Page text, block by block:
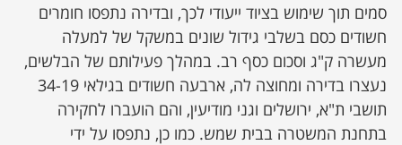
סמים תוך שימוש בציוד ייעודי לכך, ובדירה נתפסו חומרים
חשודים כסם בשלבי גידול שונים במשקל של למעלה
מעשרה ק"ג וסכום כסף רב. במהלך פעילותם של הבלשים,
נעצרו בדירה ומחוצה לה, ארבעה חשודים בגילאי 34-19
תושבי ת"א, ירושלים וגני מודיעין, והם הועברו לחקירה
בתחנת המשטרה בבית שמש. כמו כן, נתפסו על ידי